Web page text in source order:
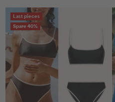
Last pieces
Spare 40%